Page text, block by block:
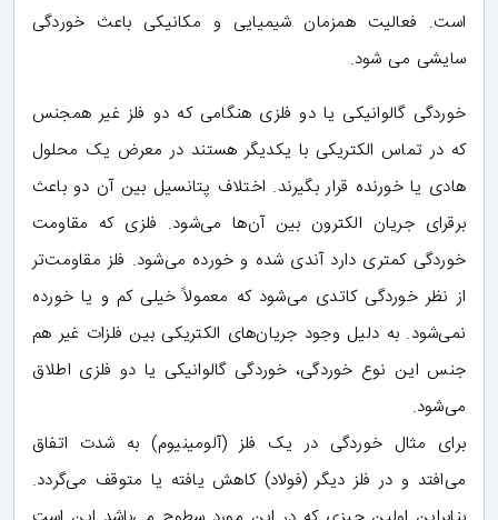
است. فعالیت همزمان شیمیایی و مکانیکی باعث خوردگی
سایشی می شود.
خوردگی گالوانیکی یا دو فلزی هنگامی که دو فلز غیر همجنس
که در تماس الکتریکی با یکدیگر هستند در معرض یک محلول
هادی یا خورنده قرار بگیرند. اختلاف پتانسیل بین آن دو باعث
برقرای جریان الکترون بین آن‌ها می‌شود. فلزی که مقاومت
خوردگی کمتری دارد آندی شده و خورده می‌شود. فلز مقاومت‌تر
از نظر خوردگی کاتدی می‌شود که معمولاً‌ خیلی کم و یا خورده
نمی‌شود. به دلیل وجود جریان‌های الکتریکی بین فلزات غیر هم
جنس این نوع خوردگی، خوردگی گالوانیکی یا دو فلزی اطلاق
می‌شود.
برای مثال خوردگی در یک فلز (آلومینیوم) به شدت اتفاق
می‌افتد و در فلز دیگر (فولاد) کاهش یافته یا متوقف می‌گردد.